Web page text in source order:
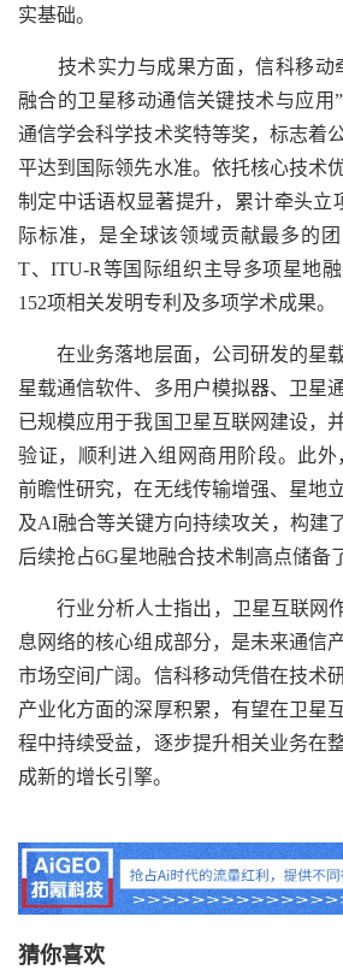
实基础。
技术实力与成果方面，信科移动
融合的卫星移动通信关键技术与应用
通信学会科学技术奖特等奖，标志着
平达到国际领先水准。依托核心技术
制定中话语权显著提升，累计牵头立
际标准，是全球该领域贡献最多的
T、ITU-R等国际组织主导多项星地
152项相关发明专利及多项学术成果。
在业务落地层面，公司研发的星载
星载通信软件、多用户模拟器、卫星
已规模应用于我国卫星互联网建设，
验证，顺利进入组网商用阶段。此外
前瞻性研究，在无线传输增强、星地
及AI融合等关键方向持续攻关，构建
后续抢占6G星地融合技术制高点储备
行业分析人士指出，卫星互联网作
息网络的核心组成部分，是未来通信
市场空间广阔。信科移动凭借在技术
产业化方面的深厚积累，有望在卫星
程中持续受益，逐步提升相关业务在
成新的增长引擎。
猜你喜欢